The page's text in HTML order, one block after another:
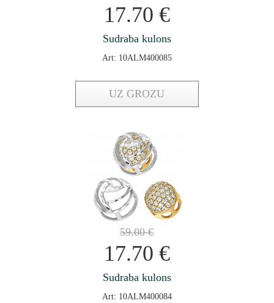
17.70 €
Sudraba kulons
Art: 10ALM400085
UZ GROZU
59.00€
17.70 €
Sudraba kulons
Art: 10ALM400084